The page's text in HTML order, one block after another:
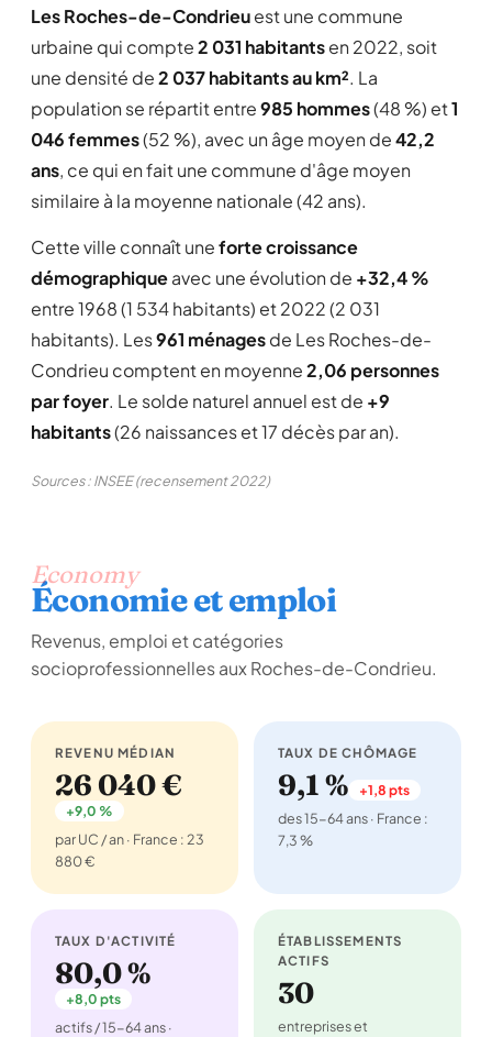
Les Roches-de-Condrieuest une commune
urbaine qui compte2 031 habitantsen 2022, soit
une densité de2 037 habitants au km². La
population se répartit entre985 hommes(48 %) et1
046 femmes(52 %), avec un âge moyen de42,2
ans, ce qui en fait une commune d'âge moyen
similaire à la moyenne nationale (42 ans).
Cette ville connaît uneforte croissance
démographiqueavec une évolution de +32,4 %
entre 1968 (1 534 habitants) et 2022 (2 031
habitants). Les961 ménagesde Les Roches-de-
Condrieu comptent en moyenne2,06 personnes
par foyer. Le solde naturel annuel est de +9
habitants(26 naissances et 17 décès par an).
Sources : INSEE (recensement 2022)
Economy
Économie et emploi
Revenus, emploi et catégories
socioprofessionnelles aux Roches-de-Condrieu.
REVENU MÉDIAN
26 040 €
+9,0 %
par UC / an · France : 23
880 €
TAUX DE CHÔMAGE
9,1 % +1,8 pts
des 15-64 ans · France :
7,3 %
TAUX D'ACTIVITÉ
80,0 %
+8,0 pts
actifs / 15-64 ans ·
ÉTABLISSEMENTS
ACTIFS
30
entreprises et